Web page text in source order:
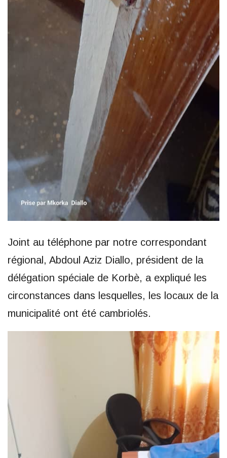
Joint au téléphone par notre correspondant
régional, Abdoul Aziz Diallo, président de la
délégation spéciale de Korbè, a expliqué les
circonstances dans lesquelles, les locaux de la
municipalité ont été cambriolés.